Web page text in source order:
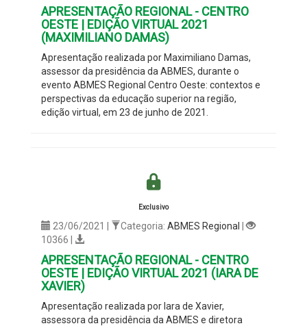
APRESENTAÇÃO REGIONAL - CENTRO
OESTE | EDIÇÃO VIRTUAL 2021
(MAXIMILIANO DAMAS)
Apresentação realizada por Maximiliano Damas,
assessor da presidência da ABMES, durante o
evento ABMES Regional Centro Oeste: contextos e
perspectivas da educação superior na região,
edição virtual, em 23 de junho de 2021.
Exclusivo
23/06/2021 | Categoria: ABMES Regional
|
10366 |
APRESENTAÇÃO REGIONAL - CENTRO
OESTE | EDIÇÃO VIRTUAL 2021 (IARA DE
XAVIER)
Apresentação realizada por Iara de Xavier,
assessora da presidência da ABMES e diretora